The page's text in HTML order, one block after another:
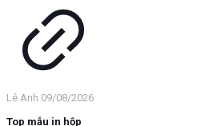
Lê Anh 09/08/2026
Top mẫu in hộp